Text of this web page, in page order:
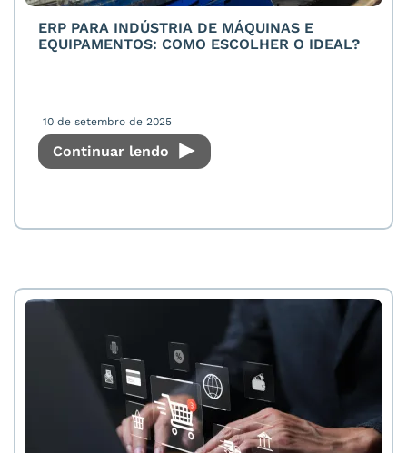
ERP PARA INDÚSTRIA DE MÁQUINAS E
EQUIPAMENTOS: COMO ESCOLHER O IDEAL?
10 de setembro de 2025
Continuar lendo